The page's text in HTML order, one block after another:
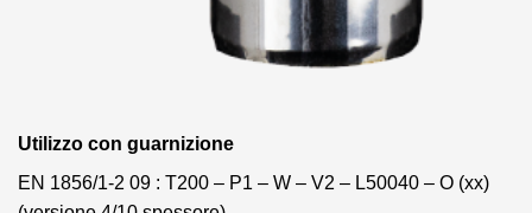
Utilizzo con guarnizione
EN 1856/1-2 09 : T200 – P1 – W – V2 – L50040 – O (xx)